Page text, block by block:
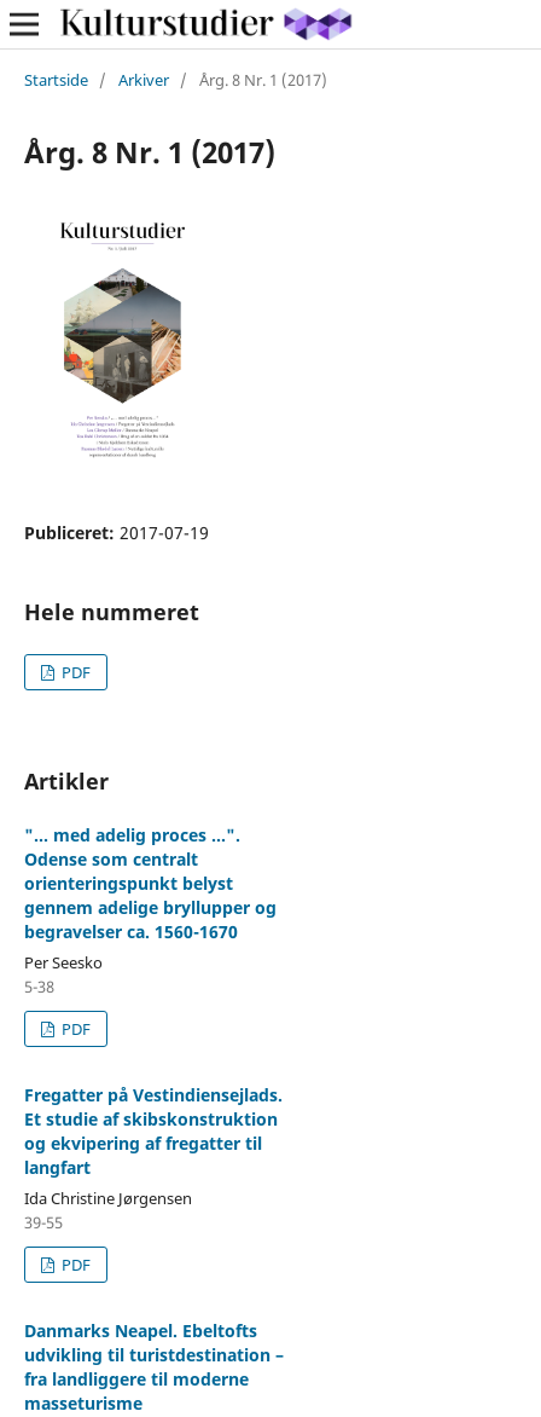
Startside / Arkiver / Årg. 8 Nr. 1 (2017)
Årg. 8 Nr. 1 (2017)
Publiceret: 2017-07-19
Hele nummeret
PDF
Artikler
"... med adelig proces ...".
Odense som centralt
orienteringspunkt belyst
gennem adelige bryllupper og
begravelser ca. 1560-1670
Per Seesko
5-38
PDF
Fregatter på Vestindiensejlads.
Et studie af skibskonstruktion
og ekvipering af fregatter til
langfart
Ida Christine Jørgensen
39-55
PDF
Danmarks Neapel. Ebeltofts
udvikling til turistdestination –
fra landliggere til moderne
masseturisme